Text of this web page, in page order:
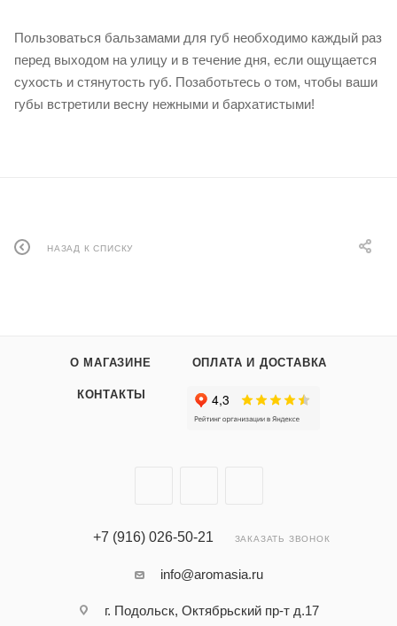
Пользоваться бальзамами для губ необходимо каждый раз
перед выходом на улицу и в течение дня, если ощущается
сухость и стянутость губ. Позаботьтесь о том, чтобы ваши
губы встретили весну нежными и бархатистыми!
НАЗАД К СПИСКУ
О МАГАЗИНЕ ОПЛАТА И ДОСТАВКА
КОНТАКТЫ
+7 (916) 026-50-21 ЗАКАЗАТЬ ЗВОНОК
info@aromasia.ru
г. Подольск, Октябрьский пр-т д.17